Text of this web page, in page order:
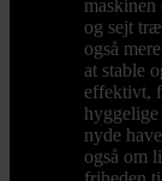
maskinen
og sejt
også
at stable
effektivt,
nyde
også om